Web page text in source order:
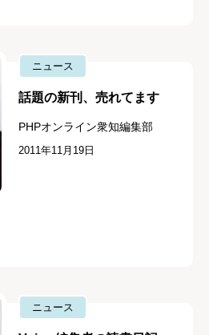
ニュース
話題の新刊、売れてます
PHPオンライン衆知編集部
2011年11月19日
ニュース